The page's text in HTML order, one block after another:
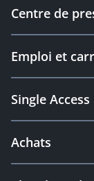
Centre de
Emploi et
Single
Achats